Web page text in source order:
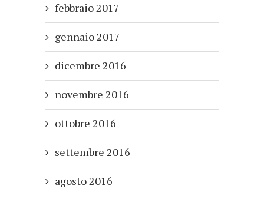
febbraio 2017
gennaio 2017
dicembre 2016
novembre 2016
ottobre 2016
settembre 2016
agosto 2016